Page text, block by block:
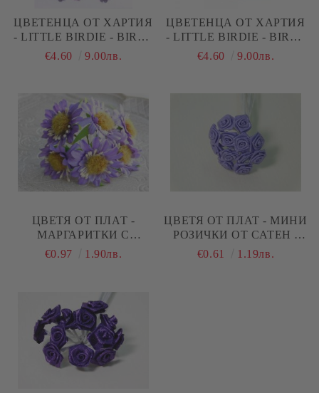
ЦВЕТЕНЦА ОТ ХАРТИЯ
- LITTLE BIRDIE - BIRDS
AND BERRIES - 80 БР.
€4.60 9.00лв.
ЦВЕТЕНЦА ОТ ХАРТИЯ
- LITTLE BIRDIE - BIRDS
AND BERRIES - 60 БР.
€4.60 9.00лв.
ЦВЕТЯ ОТ ПЛАТ -
МАРГАРИТКИ С
МЪХЕСТИ ТИЧИНКИ -
€0.97 1.90лв.
ЦВЕТЯ ОТ ПЛАТ - МИНИ
РОЗИЧКИ ОТ САТЕН -
АМЕТИСТ ЛИЛАВО - 12
€0.61 1.19лв.